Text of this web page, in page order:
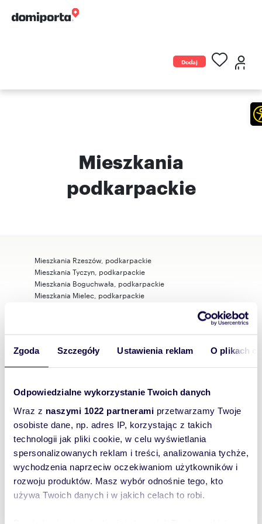
Zgoda Szczegóły Ustawienia reklam O plikach
Odpowiedzialne wykorzystanie Twoich danych
Wraz z naszymi 1022 partnerami przetwarzamy Twoje
osobiste dane, np. adres IP, korzystając z takich
technologii jak pliki cookie, w celu wyświetlania
spersonalizowanych reklam i treści, analizowania tychże,
wychodzenia naprzeciw oczekiwaniom użytkowników i
rozwoju produktów. Masz wybór odnośnie tego, kto
używa Twoich danych i w jakich celach to robi.
Dodaj
Mieszkania
podkarpackie
Mieszkania Rzeszów, podkarpackie
Mieszkania Tyczyn, podkarpackie
Mieszkania Boguchwała, podkarpackie
Mieszkania Mielec, podkarpackie
Mieszkania Jasło, podkarpackie
Mieszkania Lesko, podkarpackie
Mieszkania Przybyszówka, Rzeszów, podkarpackie
Mieszkania Staroniwa, Rzeszów, podkarpackie
Mieszkania Załęże, Rzeszów, podkarpackie
Mieszkania Wilkowyja, Rzeszów, podkarpackie
Mieszkania Budziwój, Rzeszów, podkarpackie
Mieszkania Drabinianka, Rzeszów, podkarpackie
Mieszkania Słocina, Rzeszów, podkarpackie
Mieszkania Zalesie, Rzeszów, podkarpackie
Mieszkania Miłocin, Rzeszów, podkarpackie
Mieszkania Dworzysko, Rzeszów, podkarpackie